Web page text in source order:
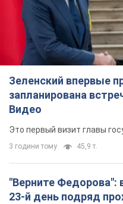
Зеленский впервые
запланирована
Видео
Это первый визит главы
3 години тому 45,9 т.
"Верните Федорова":
23-й день подряд